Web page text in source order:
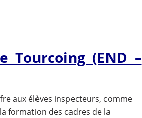
Tourcoing (END –
aux élèves inspecteurs, comme
formation des cadres de la